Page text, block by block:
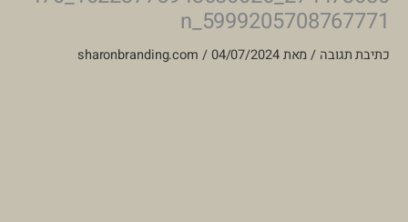
5999205708767771_n
כתיבת תגובה / מאת sharonbranding.com /04/07/2024